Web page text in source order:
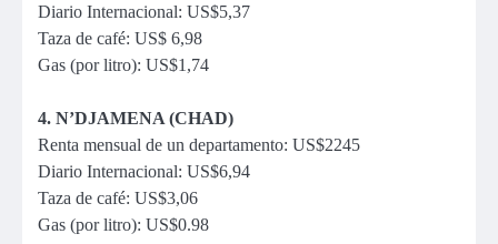
Diario Internacional: US$5,37
Taza de café: US$ 6,98
Gas (por litro): US$1,74
4. N’DJAMENA (CHAD)
Renta mensual de un departamento: US$2245
Diario Internacional: US$6,94
Taza de café: US$3,06
Gas (por litro): US$0.98